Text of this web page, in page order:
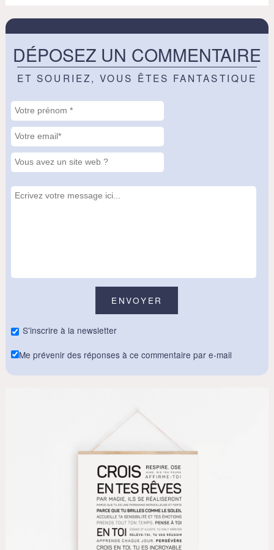
DÉPOSEZ UN COMMENTAIRE
ET SOURIEZ, VOUS ÊTES FANTASTIQUE
S'inscrire à la newsletter
Me prévenir des réponses à ce commentaire par e-mail